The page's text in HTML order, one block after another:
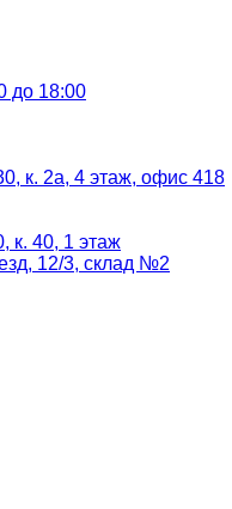
до 18:00
к. 2а, 4 этаж, офис 418
к. 40, 1 этаж
12/3, ​склад №2